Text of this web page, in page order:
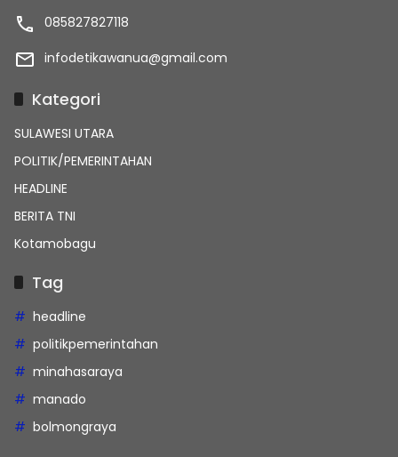
085827827118
infodetikawanua@gmail.com
Kategori
SULAWESI UTARA
POLITIK/PEMERINTAHAN
HEADLINE
BERITA TNI
Kotamobagu
Tag
headline
politikpemerintahan
minahasaraya
manado
bolmongraya